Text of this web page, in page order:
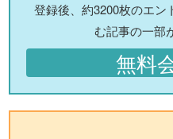
登録後、約3200枚のエン
む記事の一部
無料